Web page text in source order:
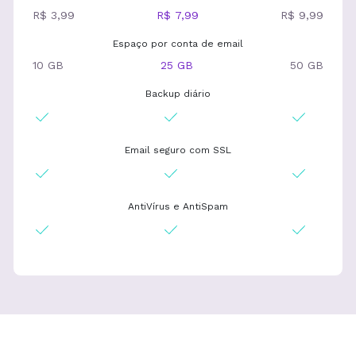
R$ 3,99 R$ 7,99 R$ 9,99
Espaço por conta de email
10 GB 25 GB 50 GB
Backup diário
Email seguro com SSL
AntiVírus e AntiSpam